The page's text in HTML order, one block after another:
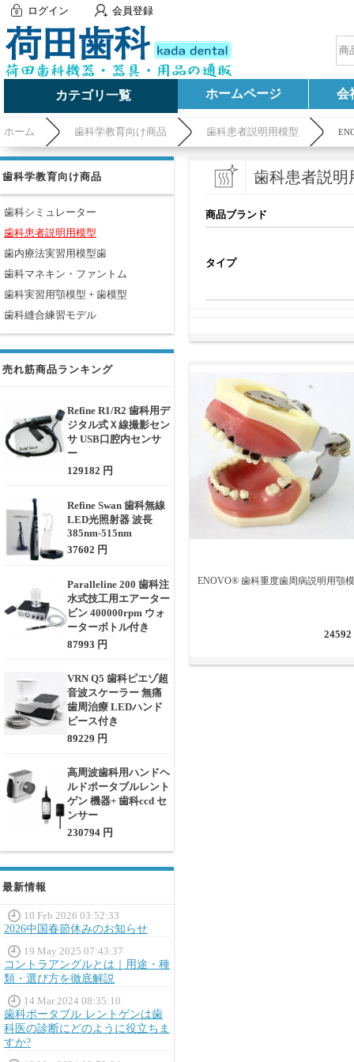
ログイン 会員登録
カテゴリ一覧 ホームページ 会
ホーム 歯科学教育向け商品 歯科患者説明用模型
歯科学教育向け商品
歯科シミュレーター
歯科患者説明用模型
歯内療法実習用模型歯
歯科マネキン・ファントム
歯科実習用顎模型 + 歯模型
歯科縫合練習モデル
売れ筋商品ランキング
Refine R1/R2 歯科用デ
ジタル式Ｘ線撮影セン
サ USB口腔内センサ
ー
129182 円
Refine Swan 歯科無線
LED光照射器 波長
385nm-515nm
37602 円
Paralleline 200 歯科注
水式技工用エアーター
ビン 400000rpm ウォ
ーターボトル付き
87993 円
VRN Q5 歯科ピエゾ超
音波スケーラー 無痛
歯周治療 LEDハンド
ピース付き
89229 円
高周波歯科用ハンドヘ
ルドポータブルレント
ゲン 機器+ 歯科ccd セ
ンサー
230794 円
最新情報
10 Feb 2026 03:52:33
2026中国春節休みのお知らせ
19 May 2025 07:43:37
コントラアングルとは｜用途・種
類・選び方を徹底解説
14 Mar 2024 08:35:10
歯科ポータブル レントゲンは歯
科医の診断にどのように役立ちま
すか?
歯科患者説明
商品ブランド
タイプ
ENOVO® 歯科重度歯周病説明用顎
24592